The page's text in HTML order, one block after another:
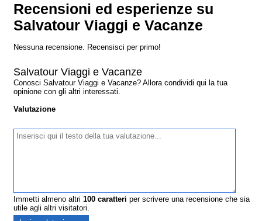
Recensioni ed esperienze su
Salvatour Viaggi e Vacanze
Nessuna recensione. Recensisci per primo!
Salvatour Viaggi e Vacanze
Conosci Salvatour Viaggi e Vacanze? Allora condividi qui la tua
opinione con gli altri interessati.
Valutazione
Immetti almeno altri100 caratteri per scrivere una recensione che sia
utile agli altri visitatori.